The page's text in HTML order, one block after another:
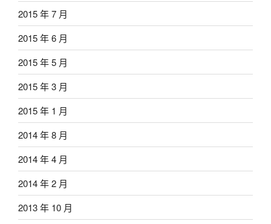
2015 年 7 月
2015 年 6 月
2015 年 5 月
2015 年 3 月
2015 年 1 月
2014 年 8 月
2014 年 4 月
2014 年 2 月
2013 年 10 月